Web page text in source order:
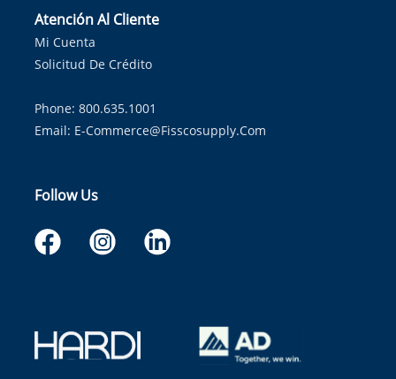
Atención Al Cliente
Mi Cuenta
Solicitud De Crédito
Phone: 800.635.1001
Email: E-Commerce@fisscosupply.com
Follow Us